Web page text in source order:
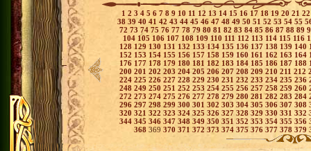
1 2 3 4 5 6 7 8 9 10 11 12 13 14 15 16 17 18 19 20 21
38 39 40 41 42 43 44 45 46 47 48 49 50 51 52 53 54 55
72 73 74 75 76 77 78 79 80 81 82 83 84 85 86 87 88 89
104 105 106 107 108 109 110 111 112 113 114 115 116
128 129 130 131 132 133134 135 136 137 138 139 140
152 153 154 155 156 157 158 159 160 161 162 163 164
176 177 178 179 180 181 182 183 184 185 186 187 188
200 201 202 203 204 205 206 207 208 209 210 211 212
224 225 226 227 228 229 230 231 232 233 234 235 236
248 249 250 251 252 253 254 255 256 257 258 259 260
272 273 274 275 276 277 278 279 280 281282 283 284
296 297 298 299 300 301 302 303 304 305 306 307 308
320 321 322 323 324 325 326 327 328 329 330 331 332
344 345 346 347 348 349 350 351 352 353 354 355 356
368 369 370 371 372373 374 375 376 377 378 379